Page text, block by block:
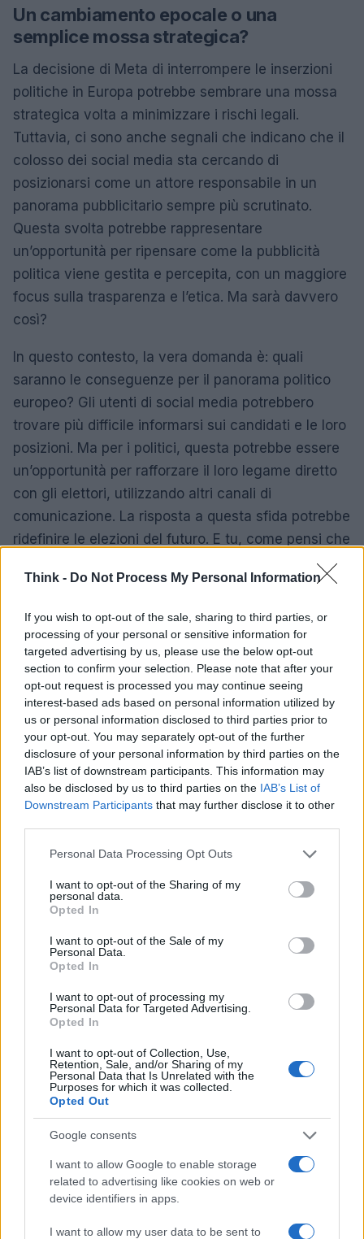
Think - Do Not Process My Personal Information
If you wish to opt-out of the sale, sharing to third parties, or
processing of your personal or sensitive information for
targeted advertising by us, please use the below opt-out
section to confirm your selection. Please note that after your
opt-out request is processed you may continue seeing
interest-based ads based on personal information utilized by
us or personal information disclosed to third parties prior to
your opt-out. You may separately opt-out of the further
disclosure of your personal information by third parties on the
IAB’s list of downstream participants. This information may
also be disclosed by us to third parties on the IAB’s List of
Downstream Participants that may further disclose it to other
Please note that this website/app uses one or more Google
not limited to your visit or usage behaviour. You may click to
grant or deny consent to Google and its third-party tags to
use your data for below specified purposes in below Google
consent section.
Personal Data Processing Opt Outs
I want to opt-out of the Sharing of my
personal data.
Opted In
I want to opt-out of the Sale of my
Personal Data.
Opted In
I want to opt-out of processing my
Personal Data for Targeted Advertising.
Opted In
I want to opt-out of Collection, Use,
Retention, Sale, and/or Sharing of my
Personal Data that Is Unrelated with the
Purposes for which it was collected.
Opted Out
Google consents
I want to allow Google to enable storage
related to advertising like cookies on web or
device identifiers in apps.
I want to allow my user data to be sent to
Un cambiamento epocale o una
semplice mossa strategica?
La decisione di Meta di interrompere le inserzioni
politiche in Europa potrebbe sembrare una mossa
strategica volta a minimizzare i rischi legali.
Tuttavia, ci sono anche segnali che indicano che il
colosso dei social media sta cercando di
posizionarsi come un attore responsabile in un
panorama pubblicitario sempre più scrutinato.
Questa svolta potrebbe rappresentare
un’opportunità per ripensare come la pubblicità
politica viene gestita e percepita, con un maggiore
focus sulla trasparenza e l’etica. Ma sarà davvero
così?
In questo contesto, la vera domanda è: quali
saranno le conseguenze per il panorama politico
europeo? Gli utenti di social media potrebbero
trovare più difficile informarsi sui candidati e le loro
posizioni. Ma per i politici, questa potrebbe essere
un’opportunità per rafforzare il loro legame diretto
con gli elettori, utilizzando altri canali di
comunicazione. La risposta a questa sfida potrebbe
ridefinire le elezioni del futuro. E tu, come pensi che
informarti sulle elezioni?
Staff